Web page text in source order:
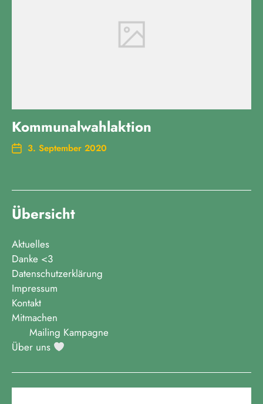
Kommunalwahlaktion
3. September 2020
Übersicht
Aktuelles
Danke <3
Datenschutzerklärung
Impressum
Kontakt
Mitmachen
Mailing Kampagne
Über uns